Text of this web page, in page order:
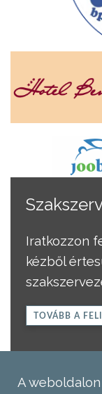
Iratkozzon
kézből
TOVÁBB A
A